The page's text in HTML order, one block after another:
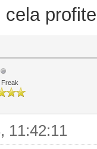
cela
Freak
11:42:11